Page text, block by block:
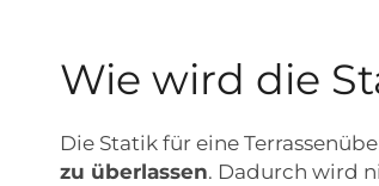
Wie wird die
Die Statik für eine
zu überlassen. Dadurch wird